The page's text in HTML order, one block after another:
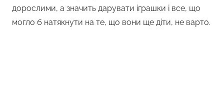
дорослими, а значить дарувати іграшки і все, що
могло б натякнути на те, що вони ще діти, не варто.